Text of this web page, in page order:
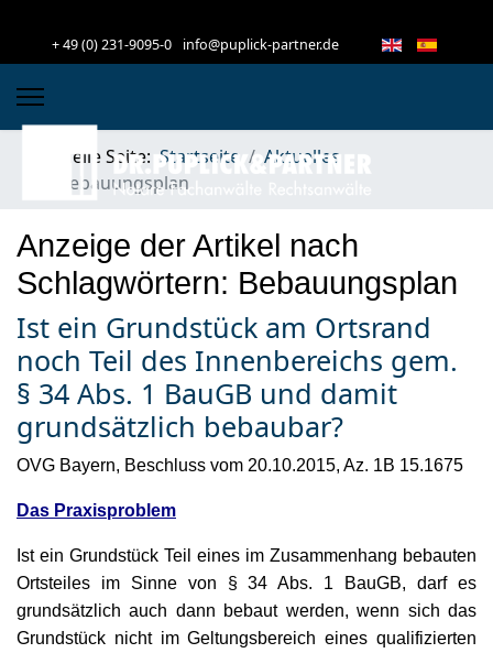
+ 49 (0) 231-9095-0 info@puplick-partner.de
Aktuelle Seite: Startseite
Aktuelles
Bebauungsplan
Anzeige der Artikel nach
Schlagwörtern: Bebauungsplan
Ist ein Grundstück am Ortsrand
noch Teil des Innenbereichs gem.
§ 34 Abs. 1 BauGB und damit
grundsätzlich bebaubar?
OVG Bayern, Beschluss vom 20.10.2015, Az. 1B 15.1675
Das Praxisproblem
Ist ein Grundstück Teil eines im Zusammenhang bebauten
Ortsteiles im Sinne von § 34 Abs. 1 BauGB, darf es
grundsätzlich auch dann bebaut werden, wenn sich das
Grundstück nicht im Geltungsbereich eines qualifizierten